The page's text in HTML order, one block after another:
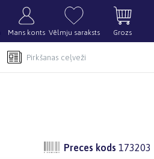
Mans konts Vēlmju saraksts Grozs
Pirkšanas ceļveži
Preces kods 173203